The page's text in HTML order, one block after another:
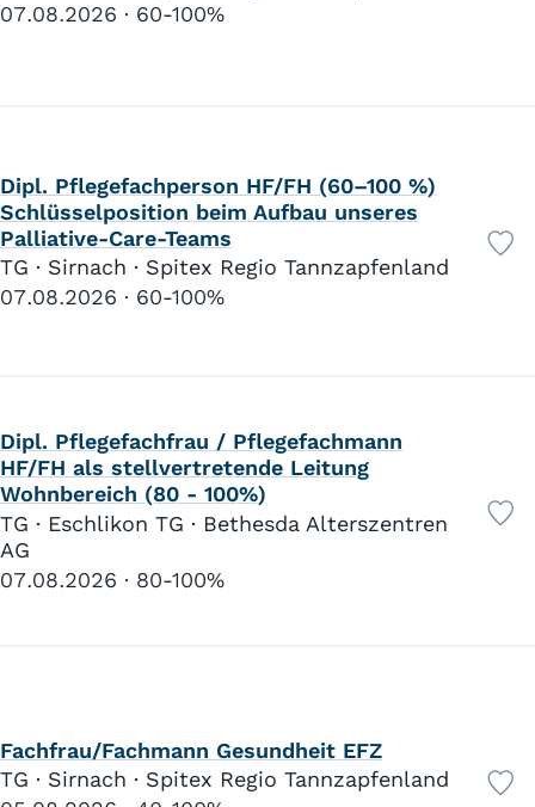
07.08.2026
60-100%
Dipl. Pflegefachperson HF/FH (60–100 %)
Schlüsselposition beim Aufbau unseres
Palliative-Care-Teams
TG · Sirnach · Spitex Regio Tannzapfenland
07.08.2026
60-100%
Dipl. Pflegefachfrau / Pflegefachmann
HF/FH als stellvertretende Leitung
Wohnbereich (80 - 100%)
TG · Eschlikon TG · Bethesda Alterszentren
AG
07.08.2026
80-100%
Fachfrau/Fachmann Gesundheit EFZ
TG · Sirnach · Spitex Regio Tannzapfenland